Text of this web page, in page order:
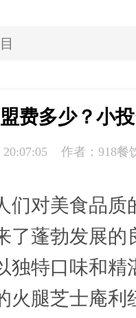
费多少？小
20:07:05 作者：918餐
对美食品质
了蓬勃发展的
独特口味和精
火腿芝士庵利